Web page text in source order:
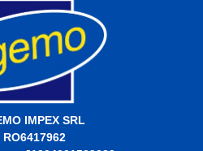
IMPEX SRL
RO6417962